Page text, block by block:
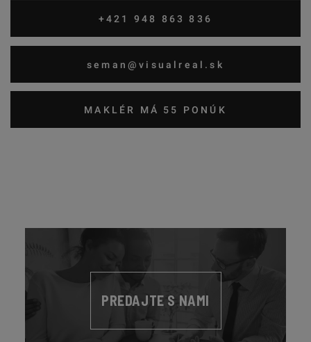
+421 948 863 836
seman@visualreal.sk
MAKLÉR MÁ 55 PONÚK
PREDAJTE S NAMI